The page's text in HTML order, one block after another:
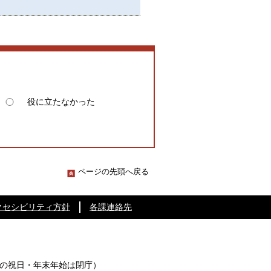
役に立たなかった
ページの先頭へ戻る
セシビリティ方針 各課連絡先
祝日・年末年始は閉庁）